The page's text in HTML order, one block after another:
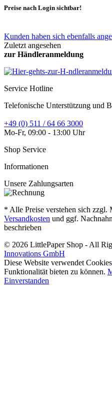
Preise nach Login sichtbar!
Kunden haben sich ebenfalls
Zuletzt angesehen
zur Händleranmeldung
Service Hotline
Telefonische Unterstützung und
+49 (0) 511 / 64 66 3000
Mo-Fr, 09:00 - 13:00 Uhr
Shop Service
Informationen
Unsere Zahlungsarten
* Alle Preise verstehen sich zzgl.
Versandkosten und ggf.
beschrieben
© 2026 LittlePaper Shop - All
Innovations GmbH
Diese Website verwendet
Funktionalität bieten zu können.
Einverstanden